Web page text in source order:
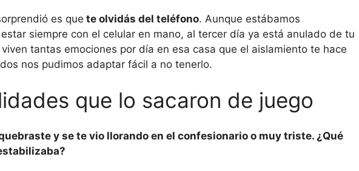
es que te olvidás del teléfono. Aunque estábamos
siempre con el celular en mano, al tercer día ya está anulado de tu
tantas emociones por día en esa casa que el aislamiento te hace
nos pudimos adaptar fácil a no tenerlo.
que lo sacaron de juego
y se te vio llorando en el confesionario o muy triste. ¿Qué